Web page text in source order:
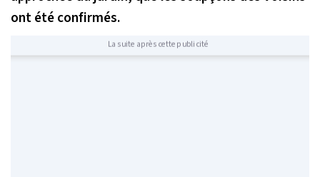
ont été confirmés.
La suite après cette publicité